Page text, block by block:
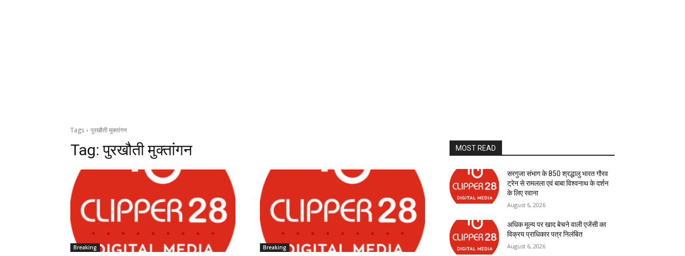
Tags पुरखौती मुक्तांगन
Tag:पुरखौती मुक्तांगन
Breaking Breaking
MOST READ
सरगुजा संभाग के 850 श्रद्धालु भारत गौरव
ट्रेन से रामलला एवं बाबा विश्वनाथ के दर्शन
के लिए रवाना
August 6, 2026
अधिक मूल्य पर खाद बेचने वाली एजेंसी का
विक्रय प्राधिकार पत्र निलंबित
August 6, 2026